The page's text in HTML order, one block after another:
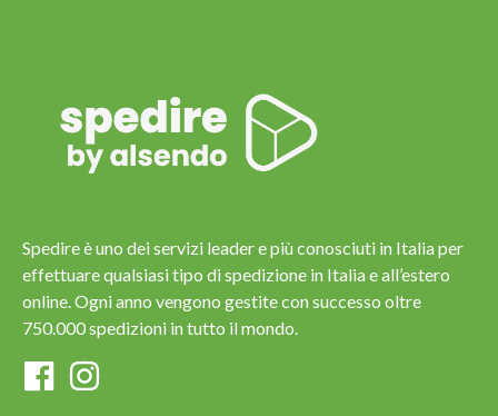
Spedire è uno dei servizi leader e più conosciuti in Italia per
effettuare qualsiasi tipo di spedizione in Italia e all’estero
online. Ogni anno vengono gestite con successo oltre
750.000 spedizioni in tutto il mondo.